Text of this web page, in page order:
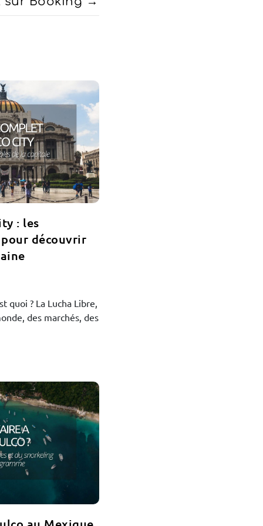
: les
découvrir
quoi ? La Lucha Libre,
des marchés, des